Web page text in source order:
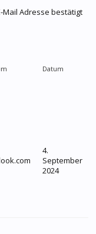
Mail Adresse bestätigt
Datum
4.
September
2024